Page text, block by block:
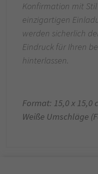
Konfirmation mit
einzigartigen
werden sicherlich
Eindruck für Ihren
hinterlassen.
Format: 15,0 x 15,0
Weiße Umschläge